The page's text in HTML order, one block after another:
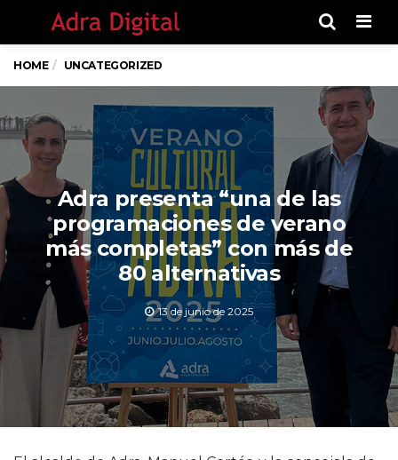
HOME UNCATEGORIZED
Adra presenta “una de las
programaciones de verano
más completas” con más de
80 alternativas
13 de junio de 2025